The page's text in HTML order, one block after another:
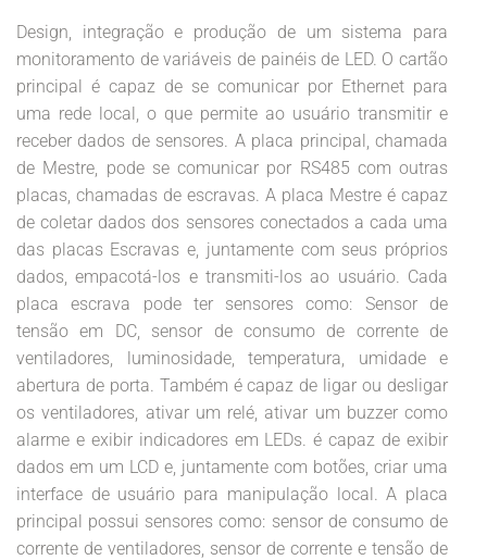
Design, integração e produção de um sistema para
monitoramento de variáveis de painéis de LED. O cartão
principal é capaz de se comunicar por Ethernet para
uma rede local, o que permite ao usuário transmitir e
receber dados de sensores. A placa principal, chamada
de Mestre, pode se comunicar por RS485 com outras
placas, chamadas de escravas. A placa Mestre é capaz
de coletar dados dos sensores conectados a cada uma
das placas Escravas e, juntamente com seus próprios
dados, empacotá-los e transmiti-los ao usuário. Cada
placa escrava pode ter sensores como: Sensor de
tensão em DC, sensor de consumo de corrente de
ventiladores, luminosidade, temperatura, umidade e
abertura de porta. Também é capaz de ligar ou desligar
os ventiladores, ativar um relé, ativar um buzzer como
alarme e exibir indicadores em LEDs. é capaz de exibir
dados em um LCD e, juntamente com botões, criar uma
interface de usuário para manipulação local. A placa
principal possui sensores como: sensor de consumo de
corrente de ventiladores, sensor de corrente e tensão de